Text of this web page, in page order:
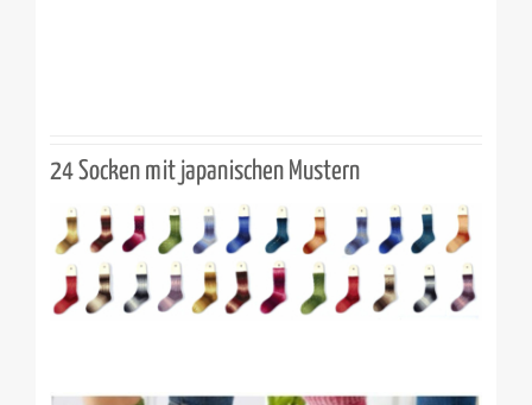
24 Socken mit japanischen Mustern